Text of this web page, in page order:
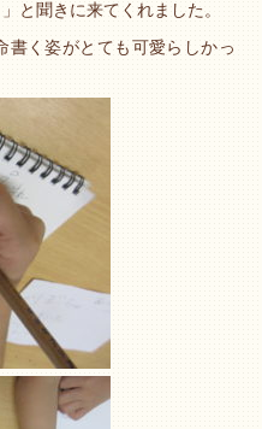
と聞きに来てくれました。
書く姿がとても可愛らしかっ